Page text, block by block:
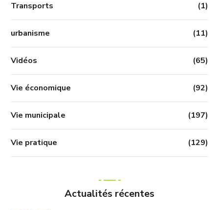
Transports (1)
urbanisme (11)
Vidéos (65)
Vie économique (92)
Vie municipale (197)
Vie pratique (129)
Actualités récentes